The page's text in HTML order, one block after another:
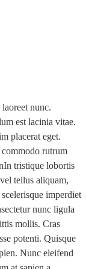
nunc.
est lacinia vitae.
placerat eget.
rutrum
tristique lobortis
tellus aliquam,
imperdiet
nunc ligula
mollis. Cras
potenti. Quisque
Nunc eleifend